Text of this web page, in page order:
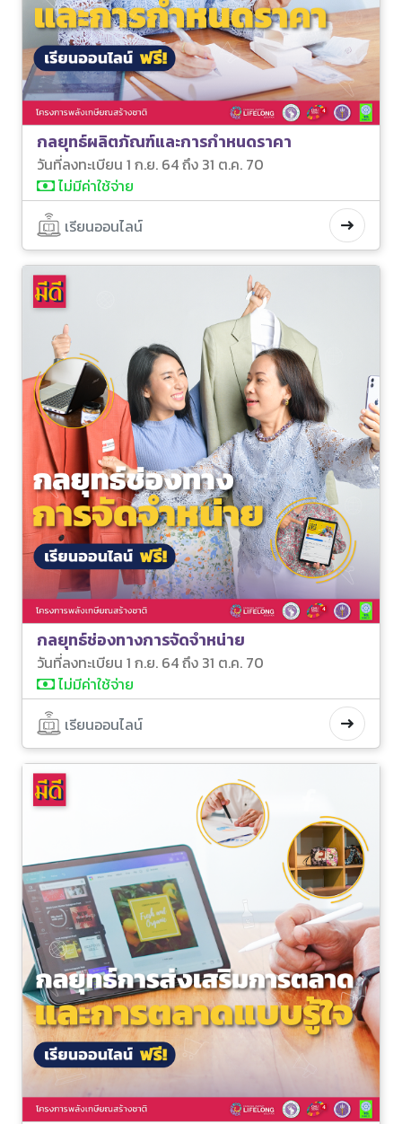
กลยุทธ์ผลิตภัณฑ์และการกำหนดราคา
วันที่ลงทะเบียน 1 ก.ย. 64 ถึง 31 ต.ค. 70
ไม่มีค่าใช้จ่าย
เรียนออนไลน์
กลยุทธ์ช่องทางการจัดจำหน่าย
วันที่ลงทะเบียน 1 ก.ย. 64 ถึง 31 ต.ค. 70
ไม่มีค่าใช้จ่าย
เรียนออนไลน์